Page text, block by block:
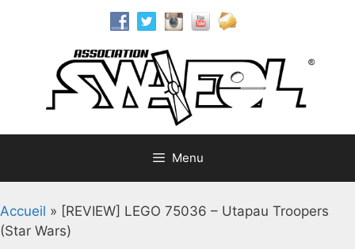
Menu
Accueil » [REVIEW] LEGO 75036 – Utapau Troopers
(Star Wars)